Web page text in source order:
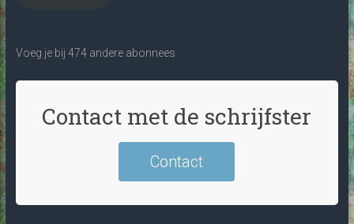
Voeg je bij 474 andere abonnees
Contact met de schrijfster
Contact